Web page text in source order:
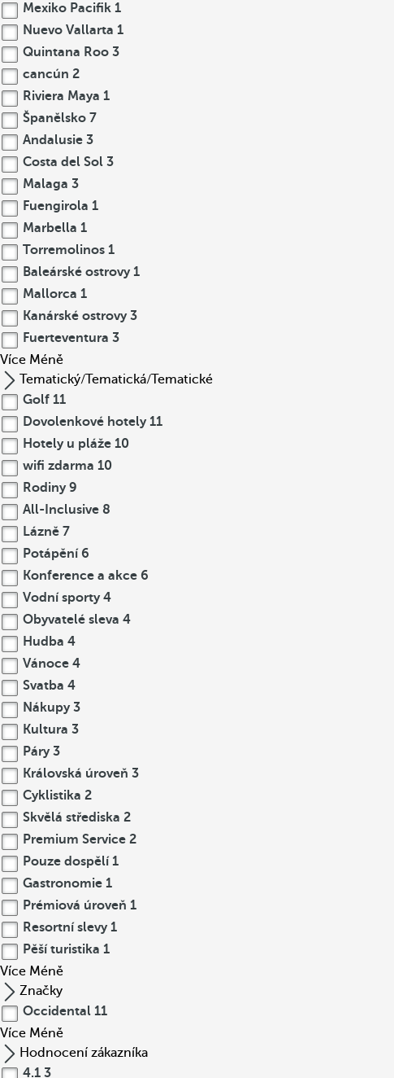
Mexiko Pacifik 1
Nuevo Vallarta 1
Quintana Roo 3
cancún 2
Riviera Maya 1
Španělsko 7
Andalusie 3
Costa del Sol 3
Malaga 3
Fuengirola 1
Marbella 1
Torremolinos 1
Baleárské ostrovy 1
Mallorca 1
Kanárské ostrovy 3
Fuerteventura 3
Více Méně
Tematický/Tematická/Tematické
Golf 11
Dovolenkové hotely 11
Hotely u pláže 10
wifi zdarma 10
Rodiny 9
All-Inclusive 8
Lázně 7
Potápění 6
Konference a akce 6
Vodní sporty 4
Obyvatelé sleva 4
Hudba 4
Vánoce 4
Svatba 4
Nákupy 3
Kultura 3
Páry 3
Královská úroveň 3
Cyklistika 2
Skvělá střediska 2
Premium Service 2
Pouze dospělí1
Gastronomie 1
Prémiová úroveň 1
Resortní slevy 1
Pěší turistika 1
Více Méně
Značky
Occidental 11
Více Méně
Hodnocení zákazníka
4.1 3